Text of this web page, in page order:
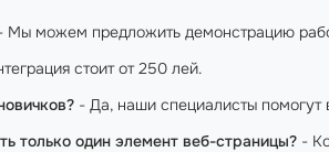
Мы можем предложить демонстрацию
стоит от 250 лей.
- Да, наши специалисты
только один элемент веб-страницы? -